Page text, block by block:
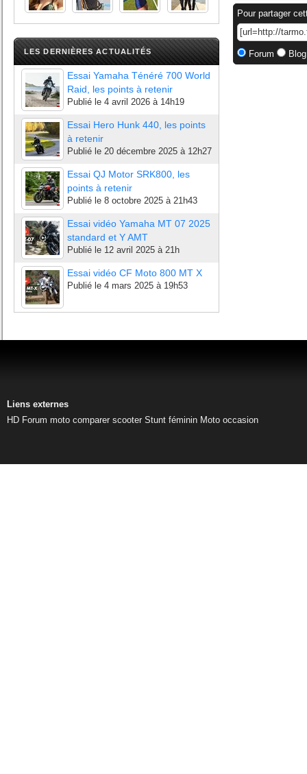
LES DERNIÈRES ACTUALITÉS
Essai Yamaha Ténéré 700 World
Raid, les points à retenir
Publié le 4 avril 2026 à 14h19
Essai Hero Hunk 440, les points
à retenir
Publié le 20 décembre 2025 à 12h27
Essai QJ Motor SRK800, les
points à retenir
Publié le 8 octobre 2025 à 21h43
Essai vidéo Yamaha MT 07 2025
standard et Y AMT
Publié le 12 avril 2025 à 21h
Essai vidéo CF Moto 800 MT X
Publié le 4 mars 2025 à 19h53
Pour partager
Forum
Liens externes
HD Forum moto comparer scooter Stunt féminin Moto occasion